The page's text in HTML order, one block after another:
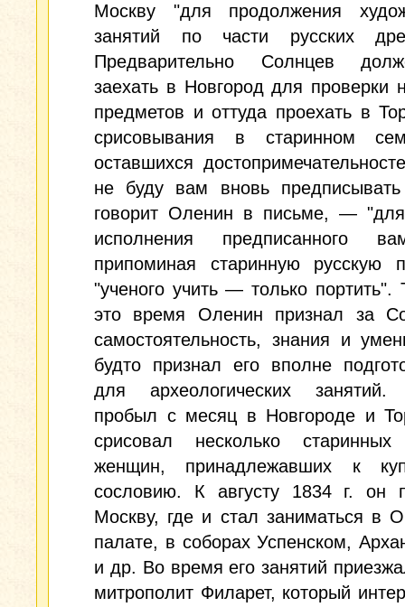
Москву "для продолжения
занятий по части русских
Предварительно Солнцев
заехать в Новгород для проверки
предметов и оттуда проехать в
срисовывания в старинном
оставшихся
не буду вам вновь
говорит Оленин в письме, —
исполнения предписанного
припоминая старинную русскую
"ученого учить — только портить".
это время Оленин признал за
самостоятельность, знания и
будто признал его вполне
для археологических занятий.
пробыл с месяц в Новгороде и
срисовал несколько старинных
женщин, принадлежавших к
сословию. К августу 1834 г. он
Москву, где и стал заниматься в
палате, в соборах Успенском,
и др. Во время его занятий
митрополит Филарет, который